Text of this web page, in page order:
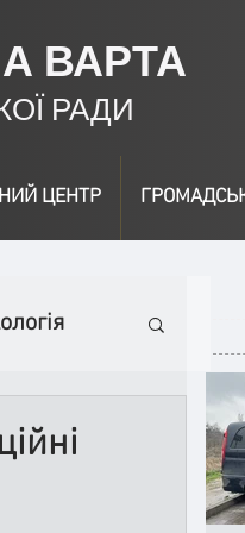
ВАРТА
РАДИ
ЦЕНТР